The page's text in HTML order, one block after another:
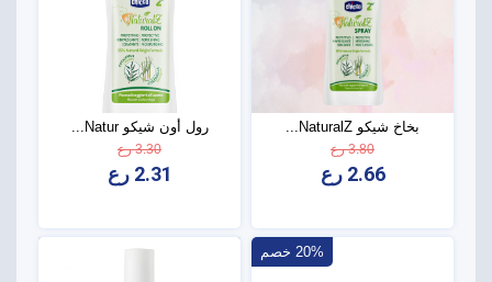
بخاخ شيكو NaturalZ...
3.80 رع
2.66 رع
رول أون شيكو Natur...
3.30 رع
2.31 رع
20% خصم